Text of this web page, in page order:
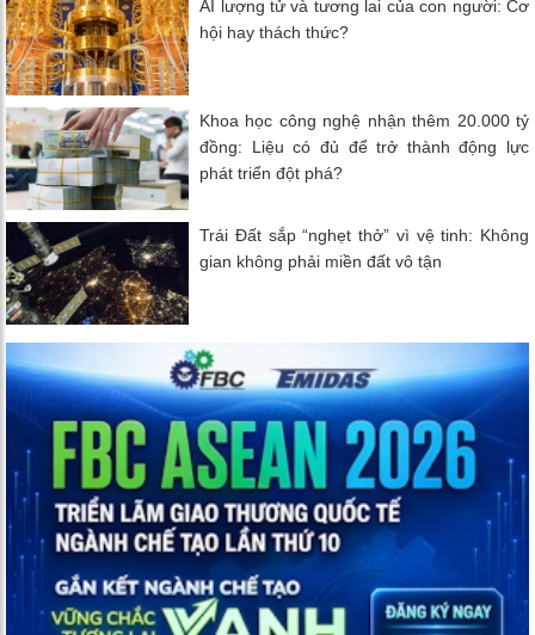
AI lượng tử và tương lai của con người: Cơ
hội hay thách thức?
Khoa học công nghệ nhận thêm 20.000 tỷ
đồng: Liệu có đủ để trở thành động lực
phát triển đột phá?
Trái Đất sắp “nghẹt thở” vì vệ tinh: Không
gian không phải miền đất vô tận